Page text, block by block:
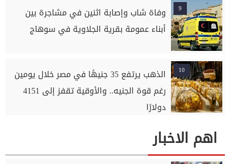
9
وفاة شاب وإصابة اثنين في مشاجرة بين
أبناء عمومة بقرية الجلاوية في سوهاج
10
الذهب يرتفع 35 جنيهًا في مصر خلال يومين
رغم قوة الجنيه.. والأوقية تقفز إلى 4151
دولارًا
اهم الاخبار